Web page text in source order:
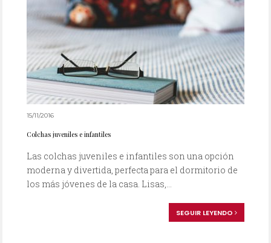
15/11/2016
Colchas juveniles e infantiles
Las colchas juveniles e infantiles son una opción
moderna y divertida, perfecta para el dormitorio de
los más jóvenes de la casa. Lisas,...
SEGUIR LEYENDO